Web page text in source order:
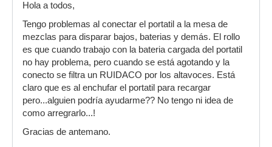
Hola a todos,
Tengo problemas al conectar el portatil a la mesa de
mezclas para disparar bajos, baterias y demás. El rollo
es que cuando trabajo con la bateria cargada del portatil
no hay problema, pero cuando se está agotando y la
conecto se filtra un RUIDACO por los altavoces. Está
claro que es al enchufar el portatil para recargar
pero...alguien podría ayudarme?? No tengo ni idea de
como arregrarlo...!
Gracias de antemano.